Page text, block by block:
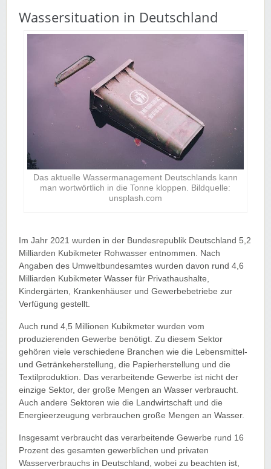
Wassersituation in Deutschland
Das aktuelle Wassermanagement Deutschlands kann
man wortwörtlich in die Tonne kloppen. Bildquelle:
unsplash.com
Im Jahr 2021 wurden in der Bundesrepublik Deutschland 5,2
Milliarden Kubikmeter Rohwasser entnommen. Nach
Angaben des Umweltbundesamtes wurden davon rund 4,6
Milliarden Kubikmeter Wasser für Privathaushalte,
Kindergärten, Krankenhäuser und Gewerbebetriebe zur
Verfügung gestellt.
Auch rund 4,5 Millionen Kubikmeter wurden vom
produzierenden Gewerbe benötigt. Zu diesem Sektor
gehören viele verschiedene Branchen wie die Lebensmittel-
und Getränkeherstellung, die Papierherstellung und die
Textilproduktion. Das verarbeitende Gewerbe ist nicht der
einzige Sektor, der große Mengen an Wasser verbraucht.
Auch andere Sektoren wie die Landwirtschaft und die
Energieerzeugung verbrauchen große Mengen an Wasser.
Insgesamt verbraucht das verarbeitende Gewerbe rund 16
Prozent des gesamten gewerblichen und privaten
Wasserverbrauchs in Deutschland, wobei zu beachten ist,